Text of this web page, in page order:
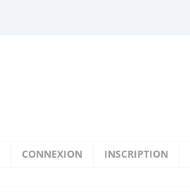
CONNEXION INSCRIPTION